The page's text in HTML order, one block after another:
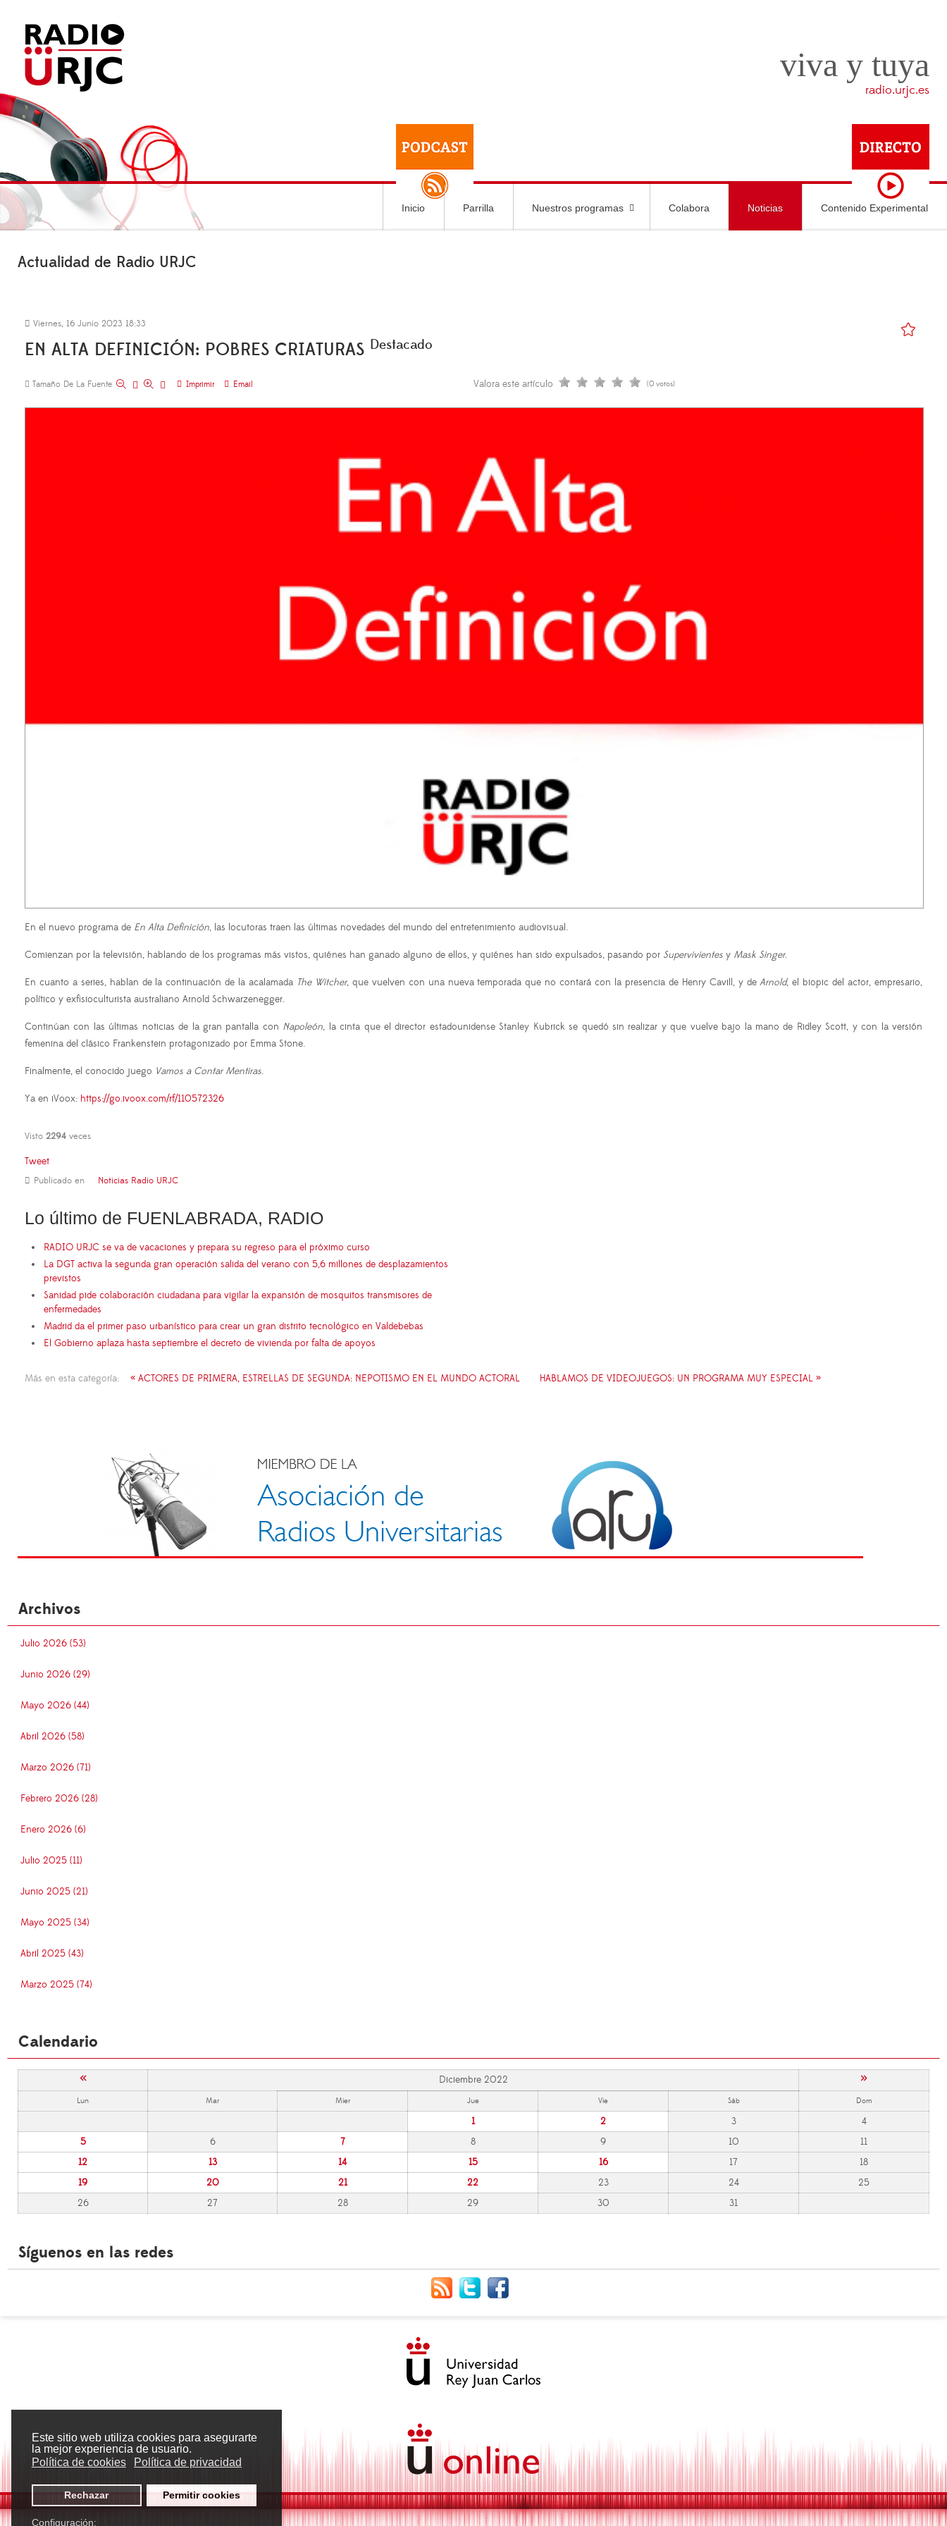
Este sitio web utiliza cookies para asegurarte
la mejor experiencia de usuario.
Política de cookies
Política de privacidad
Rechazar Permitir cookies
Configuración:
viva y tuya
radio.urjc.es
Inicio Parrilla Nuestros programas Colabora Noticias Contenido Experimental
Actualidad de Radio URJC
Viernes, 16 Junio 2023 18:33
EN ALTA DEFINICIÓN: POBRES CRIATURAS Destacado
Tamaño De La Fuente Imprimir Email Valora este artículo (0 votos)
En el nuevo programa de En Alta Definición, las locutoras traen las últimas novedades del mundo del entretenimiento audiovisual.
Comienzan por la televisión, hablando de los programas más vistos, quiénes han ganado alguno de ellos, y quiénes han sido expulsados, pasando por Supervivientes y Mask Singer.
En cuanto a series, hablan de la continuación de la acalamada The Witcher, que vuelven con una nueva temporada que no contará con la presencia de Henry Cavill, y deArnold, el biopic del actor, empresario,
político y exfisioculturista australiano Arnold Schwarzenegger.
Continúan con las últimas noticias de la gran pantalla con Napoleón, la cinta que el director estadounidense Stanley Kubrick se quedó sin realizar y que vuelve bajo la mano de Ridley Scott, y con la versión
femenina del clásico Frankenstein protagonizado por Emma Stone.
Finalmente, el conocido juego Vamos a Contar Mentiras.
Ya en iVoox: https://go.ivoox.com/rf/110572326
Visto 2294 veces
Tweet
Publicado en Noticias Radio URJC
Lo último de FUENLABRADA, RADIO
RADIO URJC se va de vacaciones y prepara su regreso para el próximo curso
La DGT activa la segunda gran operación salida del verano con 5,6 millones de desplazamientos
previstos
Sanidad pide colaboración ciudadana para vigilar la expansión de mosquitos transmisores de
enfermedades
Madrid da el primer paso urbanístico para crear un gran distrito tecnológico en Valdebebas
El Gobierno aplaza hasta septiembre el decreto de vivienda por falta de apoyos
Más en esta categoría: « ACTORES DE PRIMERA, ESTRELLAS DE SEGUNDA: NEPOTISMO EN EL MUNDO ACTORAL HABLAMOS DE VIDEOJUEGOS: UN PROGRAMA MUY ESPECIAL »
Archivos
Julio 2026 (53)
Junio 2026 (29)
Mayo 2026 (44)
Abril 2026 (58)
Marzo 2026 (71)
Febrero 2026 (28)
Enero 2026 (6)
Julio 2025 (11)
Junio 2025 (21)
Mayo 2025 (34)
Abril 2025 (43)
Marzo 2025 (74)
Calendario
« Diciembre 2022 »
Lun Mar Mier Jue Vie Sáb Dom
1 2 3
4
5
6 7 8 9 10
11
12
13 14 15 16 17
18
19
20 21 22 23 24
25
26
27 28 29 30 31
Síguenos en las redes